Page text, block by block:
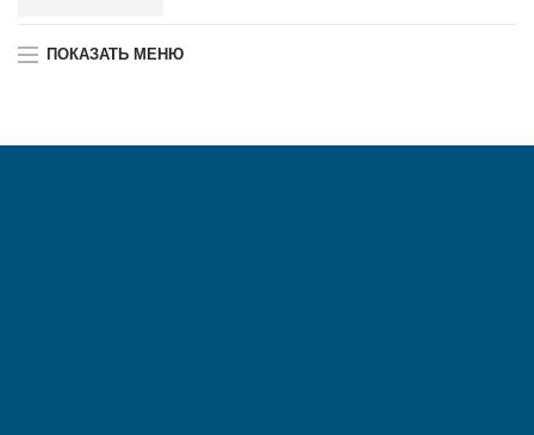
ПОКАЗАТЬ МЕНЮ